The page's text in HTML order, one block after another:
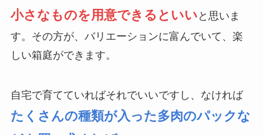
小さなものを用意できるといい と思いま
す。その方が、バリエーションに富んでいて、楽
しい箱庭ができます。
自宅で育てていればそれでいいですし、なければ
たくさんの種類が入った多肉のパックな